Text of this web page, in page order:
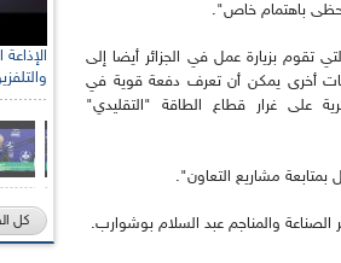
باهتمام خاص".
تقوم بزيارة عمل في الجزائر أيضا إلى
أخرى يمكن أن تعرف دفعة قوية في
على غرار قطاع الطاقة "التقليدي"
بمتابعة مشاريع التعاون".
الصناعة والمناجم عبد السلام بوشوارب. كل